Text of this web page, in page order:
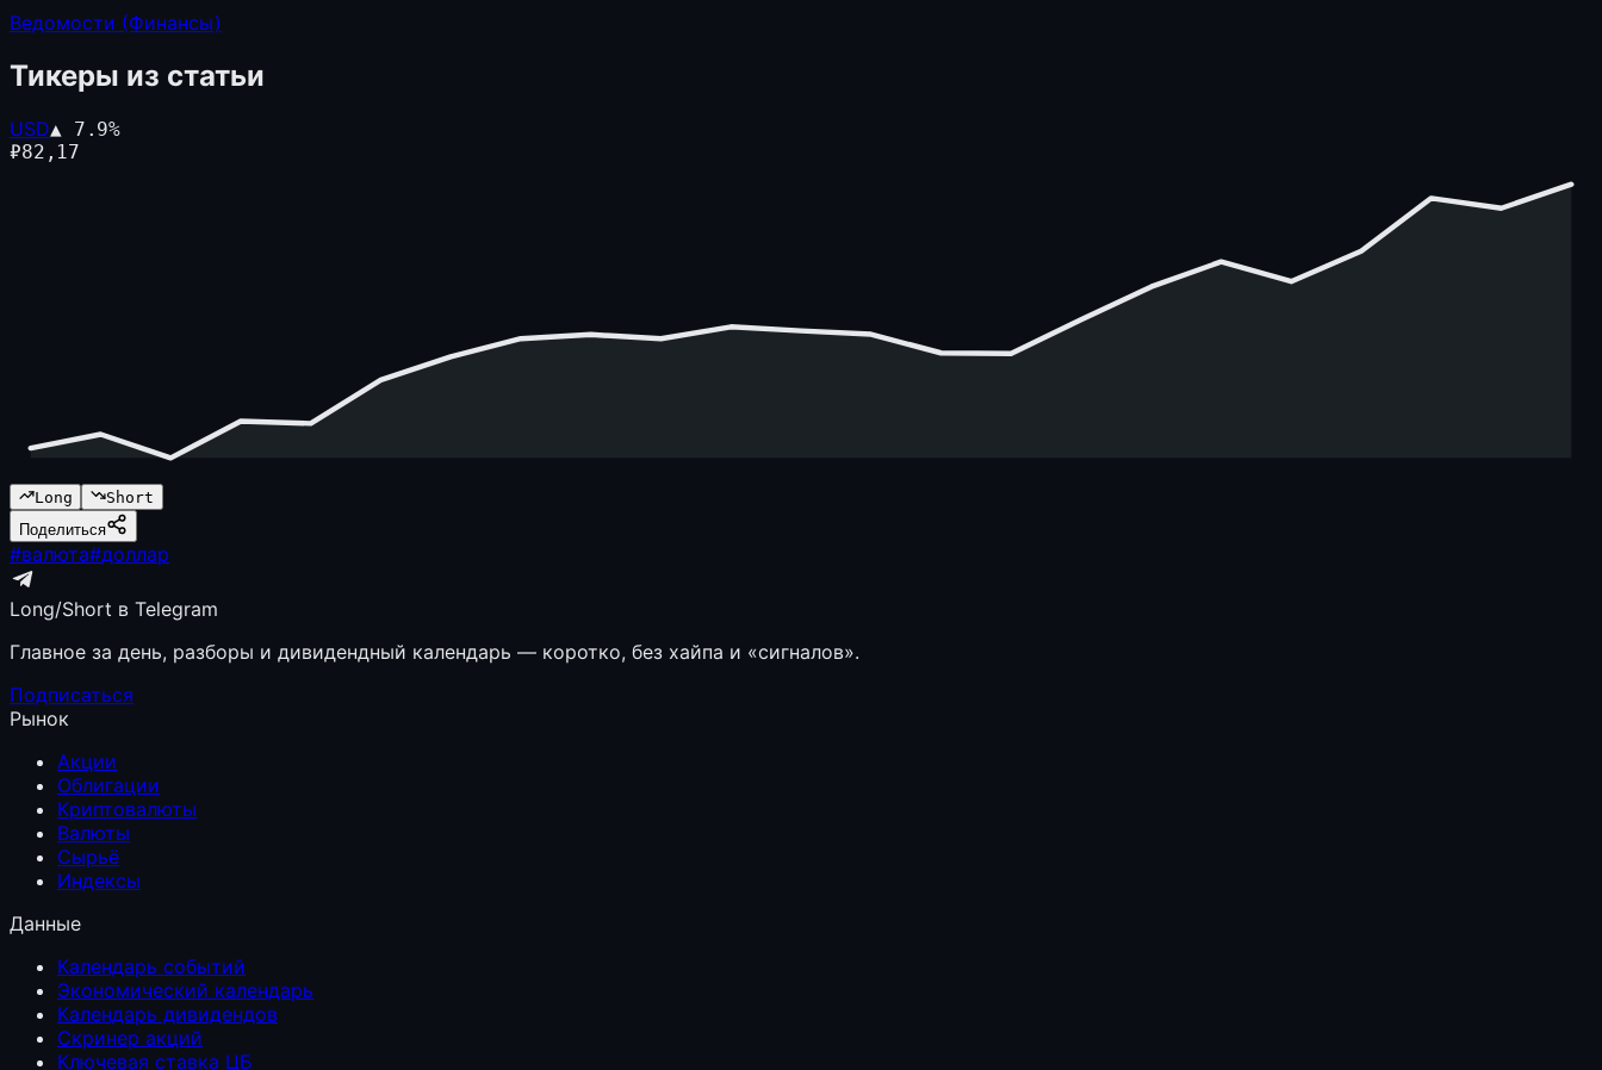
Ведомости (Финансы)
Тикеры из статьи
USD▲ 7.9%
₽82,17
Long
Short
Поделиться
#валюта#доллар
Long/Short в Telegram
Главное за день, разборы и дивидендный календарь — коротко, без хайпа и «сигналов».
Подписаться
Рынок
Акции
Облигации
Криптовалюты
Валюты
Сырьё
Индексы
Данные
Календарь событий
Экономический календарь
Календарь дивидендов
Скринер акций
Ключевая ставка ЦБ